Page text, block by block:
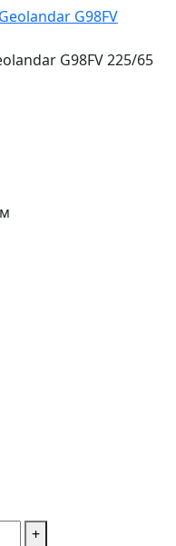
G98FV 225/65
+